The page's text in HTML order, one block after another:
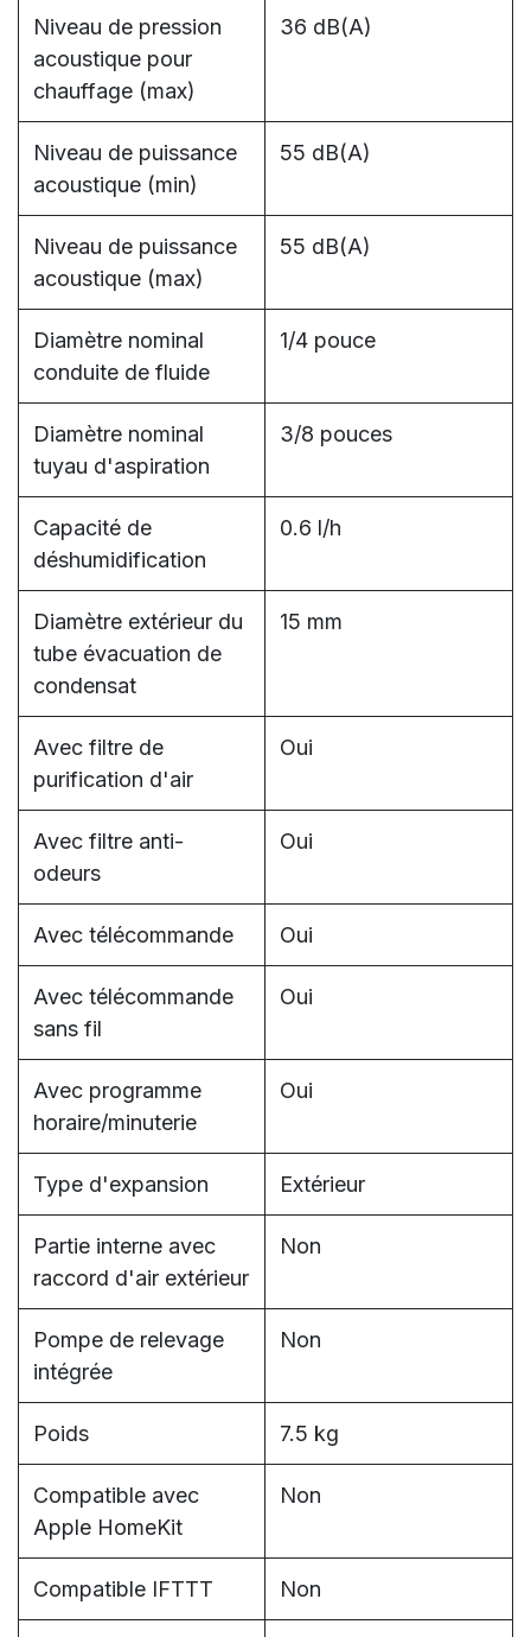
Niveau de pression
acoustique pour
chauffage (max)
36 dB(A)
Niveau de puissance
acoustique (min)
55 dB(A)
Niveau de puissance
acoustique (max)
55 dB(A)
Diamètre nominal
conduite de fluide
1/4 pouce
Diamètre nominal
tuyau d'aspiration
3/8 pouces
Capacité de
déshumidification
0.6 l/h
Diamètre extérieur du
tube évacuation de
condensat
15 mm
Avec filtre de
purification d'air
Oui
Avec filtre anti-
odeurs
Oui
Avec télécommande Oui
Avec télécommande
sans fil
Oui
Avec programme
horaire/minuterie
Oui
Type d'expansion Extérieur
Partie interne avec
raccord d'air extérieur
Non
Pompe de relevage
intégrée
Non
Poids 7.5 kg
Compatible avec
Apple HomeKit
Non
Compatible IFTTT Non